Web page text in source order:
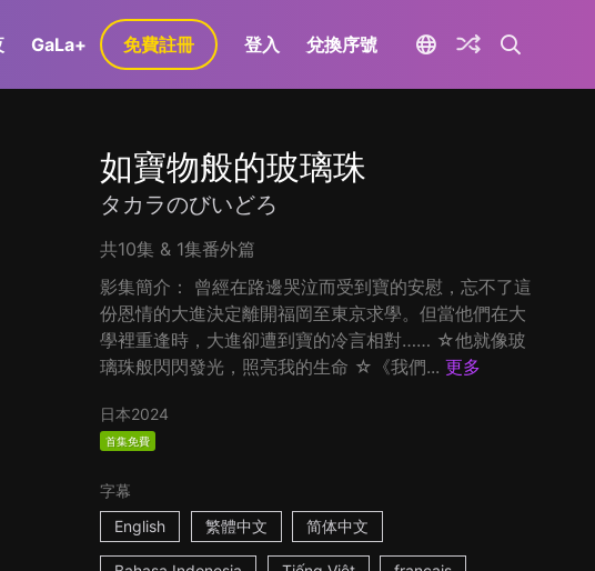
GaLa+ 免費註冊 登入 兌換序號
如寶物般的玻璃珠
タカラのびいどろ
共10集 & 1集番外篇
影集簡介： 曾經在路邊哭泣而受到寶的安慰，忘不了這
份恩情的大進決定離開福岡至東京求學。但當他們在大
學裡重逢時，大進卻遭到寶的冷言相對…… ☆他就像玻
璃珠般閃閃發光，照亮我的生命 ☆《我們... 更多
日本2024
首集免費
字幕
English
繁體中文 简体中文